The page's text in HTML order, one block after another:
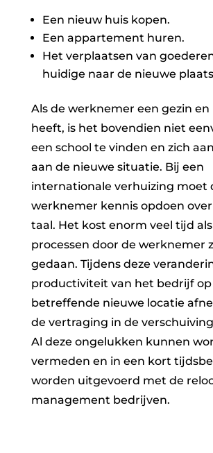
Een nieuw huis kopen.
Een appartement huren.
Het verplaatsen van
huidige naar de nieuwe
Als de werknemer een gezin
heeft, is het bovendien niet
een school te vinden en zich
aan de nieuwe situatie. Bij een
internationale verhuizing moet
werknemer kennis opdoen
taal. Het kost enorm veel tijd als
processen door de werknemer
gedaan. Tijdens deze
productiviteit van het bedrijf op
betreffende nieuwe locatie
de vertraging in de
Al deze ongelukken kunnen
vermeden en in een kort
worden uitgevoerd met de
management bedrijven.